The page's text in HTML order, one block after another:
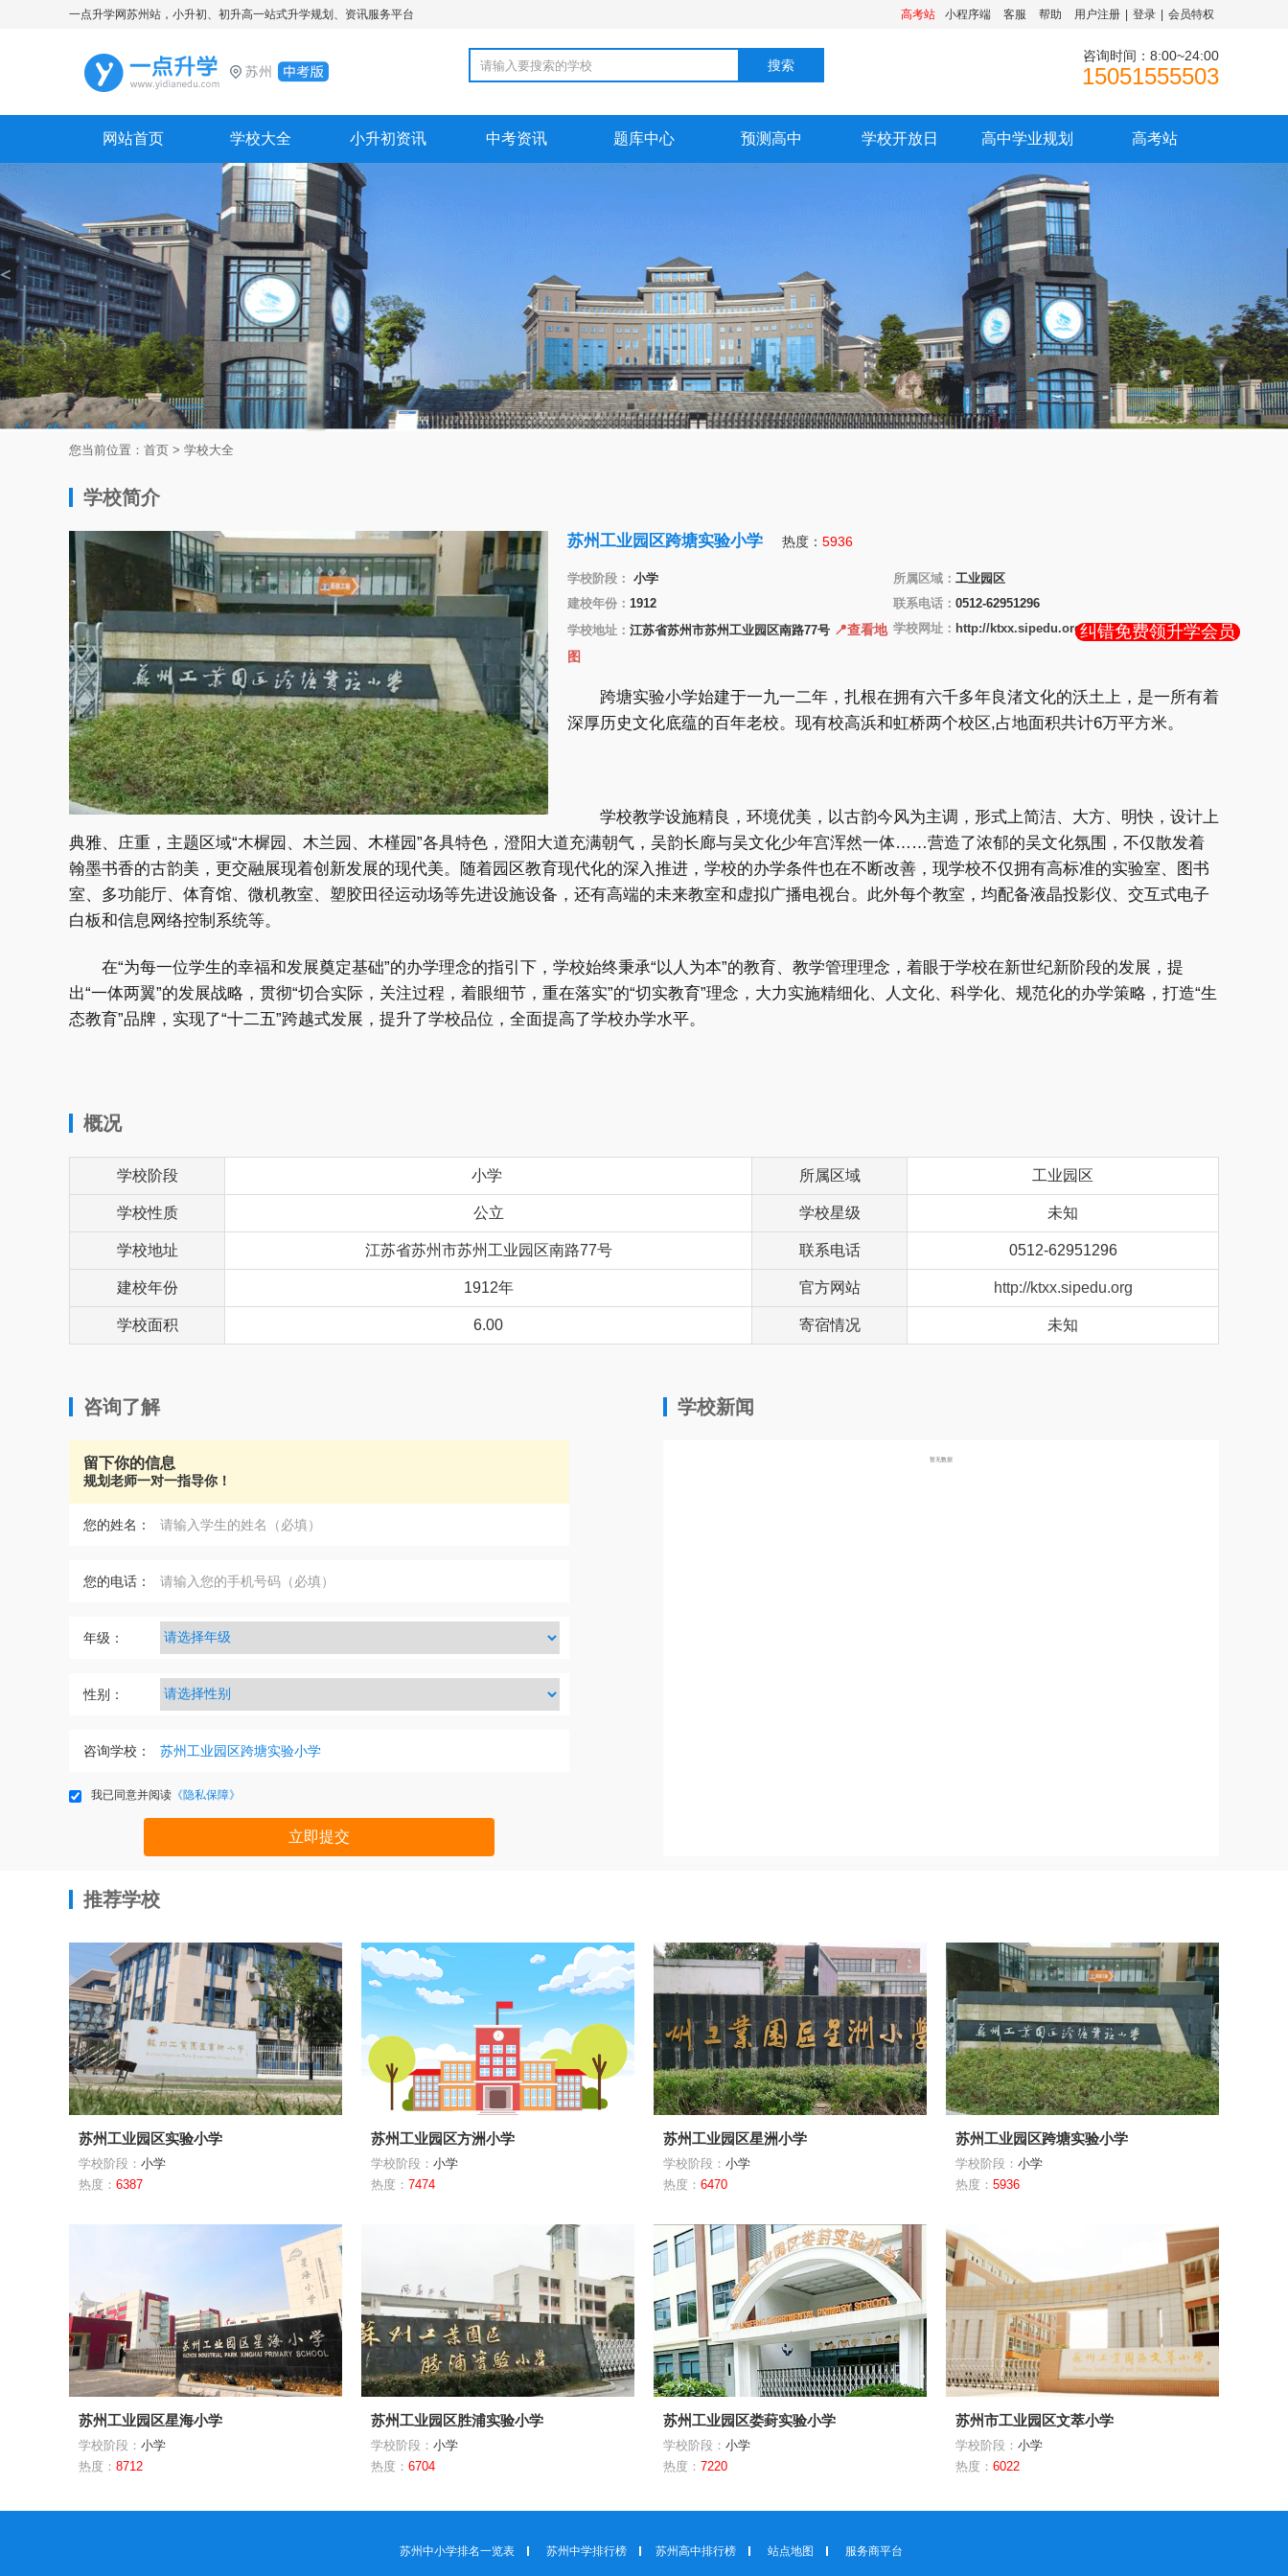
一点升学网苏州站，小升初、初升高一站式升学规划、资讯服务平台 高考站 小程序端 客服 帮助 用户注册 登录 会员特权
搜索
咨询时间：8:00~24:00
15051555503
网站首页 学校大全 小升初资讯 中考资讯 题库中心 预测高中 学校开放日 高中学业规划 高考站
您当前位置： 首页 > 学校大全
学校简介
苏州工业园区跨塘实验小学 热度： 5936
纠错免费领升学会员
学校阶段： 小学 所属区域： 工业园区
建校年份： 1912 联系电话： 0512-62951296
学校地址： 江苏省苏州市苏州工业园区南路77号 📍查看地
图
学校网址： http://ktxx.sipedu.org
跨塘实验小学始建于一九一二年，扎根在拥有六千多年良渚文化的沃土上，是一所有着
深厚历史文化底蕴的百年老校。现有校高浜和虹桥两个校区,占地面积共计6万平方米。
学校教学设施精良，环境优美，以古韵今风为主调，形式上简洁、大方、明快，设计上
典雅、庄重，主题区域“木樨园、木兰园、木槿园”各具特色，澄阳大道充满朝气，吴韵长廊与吴文化少年宫浑然一体……营造了浓郁的吴文化氛围，不仅散发着
翰墨书香的古韵美，更交融展现着创新发展的现代美。随着园区教育现代化的深入推进，学校的办学条件也在不断改善，现学校不仅拥有高标准的实验室、图书
室、多功能厅、体育馆、微机教室、塑胶田径运动场等先进设施设备，还有高端的未来教室和虚拟广播电视台。此外每个教室，均配备液晶投影仪、交互式电子
白板和信息网络控制系统等。
在“为每一位学生的幸福和发展奠定基础”的办学理念的指引下，学校始终秉承“以人为本”的教育、教学管理理念，着眼于学校在新世纪新阶段的发展，提
出“一体两翼”的发展战略，贯彻“切合实际，关注过程，着眼细节，重在落实”的“切实教育”理念，大力实施精细化、人文化、科学化、规范化的办学策略，打造“生
态教育”品牌，实现了“十二五”跨越式发展，提升了学校品位，全面提高了学校办学水平。
概况
学校阶段 小学 所属区域 工业园区
学校性质 公立 学校星级 未知
学校地址 江苏省苏州市苏州工业园区南路77号 联系电话 0512-62951296
建校年份 1912年 官方网站 http://ktxx.sipedu.org
学校面积 6.00 寄宿情况 未知
咨询了解
留下你的信息
规划老师一对一指导你！
您的姓名：
您的电话：
年级：
性别：
咨询学校：
我已同意并阅读 《隐私保障》
立即提交
学校新闻
暂无数据
推荐学校
苏州工业园区实验小学
学校阶段： 小学
热度： 6387
苏州工业园区方洲小学
学校阶段： 小学
热度： 7474
苏州工业园区星洲小学
学校阶段： 小学
热度： 6470
苏州工业园区跨塘实验小学
学校阶段： 小学
热度： 5936
苏州工业园区星海小学
学校阶段： 小学
热度： 8712
苏州工业园区胜浦实验小学
学校阶段： 小学
热度： 6704
苏州工业园区娄葑实验小学
学校阶段： 小学
热度： 7220
苏州市工业园区文萃小学
学校阶段： 小学
热度： 6022
苏州中小学排名一览表 苏州中学排行榜 苏州高中排行榜 站点地图 服务商平台